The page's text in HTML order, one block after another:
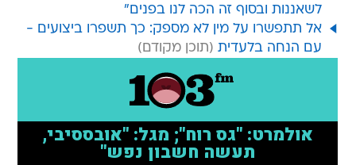
לשאננות ובסוף זה הכה לנו בפנים"
אל תתפשרו על מין לא מספק: כך תשפרו ביצועים -
עם הנחה בלעדית